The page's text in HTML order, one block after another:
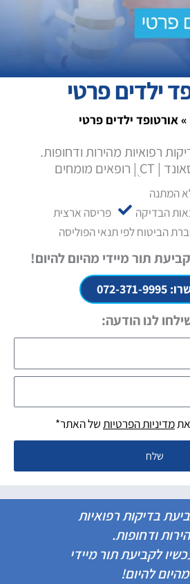
ילדים פרטי
»אורטופד ילדים פרטי
רפואיות מהירות ודחופות.
המתנה
הבדיקה
פריסה ארצית
הביטוח לפי תנאי הפוליסה
תור מיידי מהיום להיום!
371-9995
לנו הודעה:
מדיניות הפרטיותשל האתר*
שלח
בדיקות רפואיות
ודחופות.
לקביעת תור מיידי
מהיום להיום!